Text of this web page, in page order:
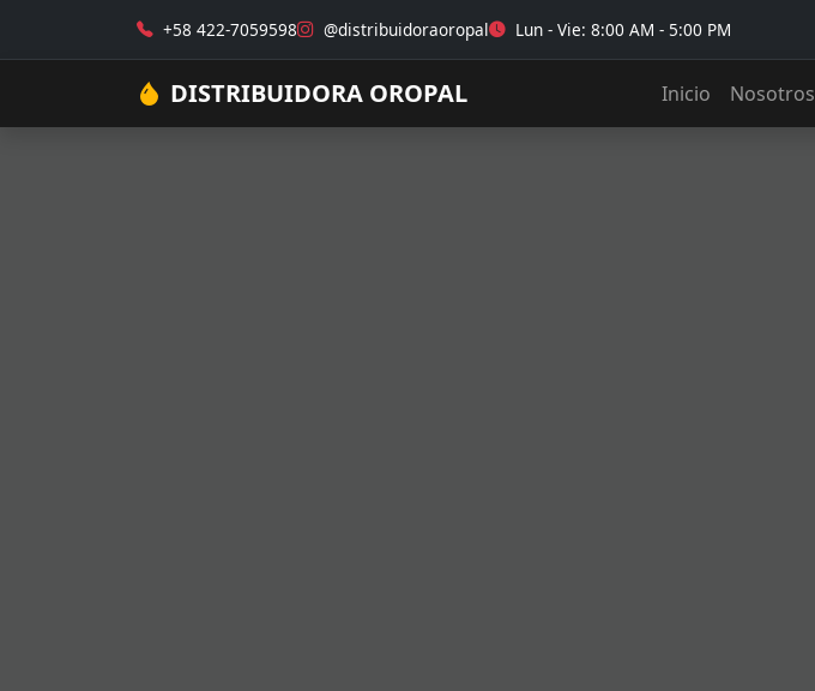
+58 422-7059598 @distribuidoraoropal Lun - Vie: 8:00 AM - 5:00 PM
DISTRIBUIDORA OROPAL Inicio Nosotros